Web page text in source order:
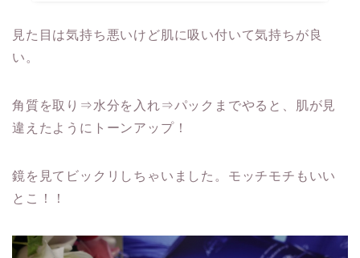
見た目は気持ち悪いけど肌に吸い付いて気持ちが良
い。
角質を取り⇒水分を入れ⇒パックまでやると、肌が見
違えたようにトーンアップ！
鏡を見てビックリしちゃいました。モッチモチもいい
とこ！！